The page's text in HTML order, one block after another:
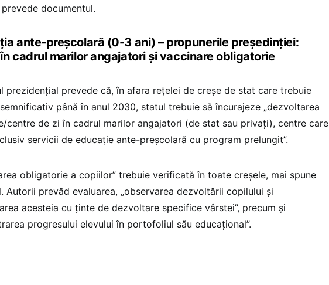
prevede documentul.
ante-preșcolară (0-3 ani) – propunerile președinției:
cadrul marilor angajatori și vaccinare obligatorie
prezidențial prevede că, în afara rețelei de creșe de stat care trebuie
până în anul 2030, statul trebuie să încurajeze „dezvoltarea
centre de zi în cadrul marilor angajatori (de stat sau privați), centre care
servicii de educație ante-preșcolară cu program prelungit”.
obligatorie a copiilor” trebuie verificată în toate creșele, mai spune
Autorii prevăd evaluarea, „observarea dezvoltării copilului și
acesteia cu ținte de dezvoltare specifice vârstei”, precum și
progresului elevului în portofoliul său educațional”.